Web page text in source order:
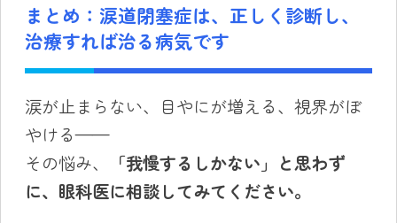
まとめ：涙道閉塞症は、正しく診断し、
治療すれば治る病気です
涙が止まらない、目やにが増える、視界がぼ
やける——
その悩み、
「我慢するしかない」と思わず
に、眼科医に相談してみてください。